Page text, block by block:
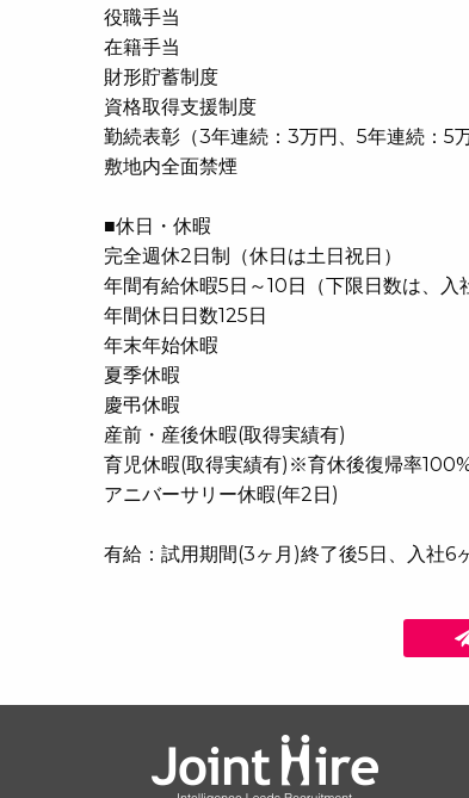
役職手当
在籍手当
財形貯蓄制度
資格取得支援制度
勤続表彰（3年連続：3万円、5年連続：5
敷地内全面禁煙
■休日・休暇
完全週休2日制（休日は土日祝日）
年間有給休暇5日～10日（下限日数は、入
年間休日日数125日
年末年始休暇
夏季休暇
慶弔休暇
産前・産後休暇(取得実績有)
育児休暇(取得実績有)※育休後復帰率
アニバーサリー休暇(年2日)
有給：試用期間(3ヶ月)終了後5日、入社6